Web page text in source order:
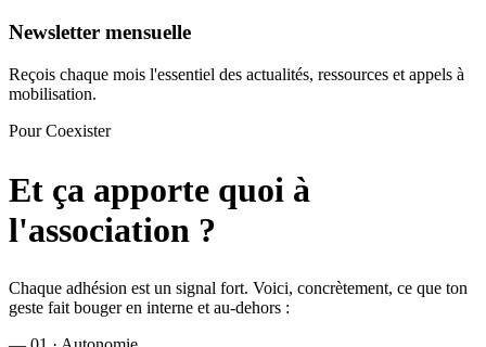
Newsletter mensuelle
Reçois chaque mois l'essentiel des actualités, ressources et appels à
mobilisation.
Pour Coexister
Et ça apporte quoi à
l'association ?
Chaque adhésion est un signal fort. Voici, concrètement, ce que ton
geste fait bouger en interne et au-dehors :